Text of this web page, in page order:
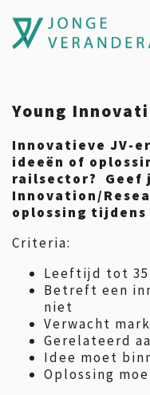
Young
Innovatieve JV-
ideeën of
railsector? Geef
Innovation/
oplossing tijdens
Criteria:
Leeftijd tot
Betreft een
niet
Verwacht
Gerelateerd
Idee moet
Oplossing